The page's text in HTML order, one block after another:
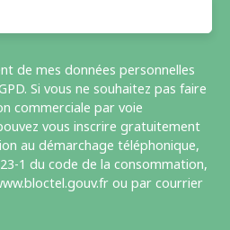
de mes données personnelles
Si vous ne souhaitez pas faire
commerciale par voie
vous inscrire gratuitement
au démarchage téléphonique,
1 du code de la consommation,
ou par courrier